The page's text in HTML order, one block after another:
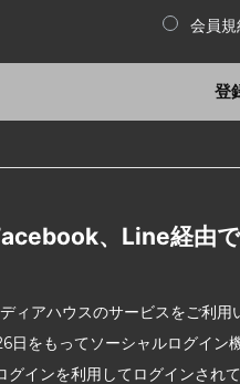
会員規
登
、Line経由
ィアハウスのサービスをご利用
日をもってソーシャルログイン
グインを利用してログインされ